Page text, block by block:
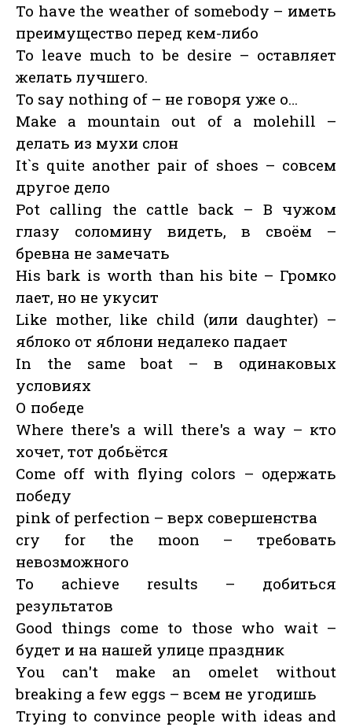
To have the weather of somebody – иметь
преимущество перед кем-либо
To leave much to be desire – оставляет
желать лучшего.
To say nothing of – не говоря уже о…
Make a mountain out of a molehill –
делать из мухи слон
It`s quite another pair of shoes – совсем
другое дело
Pot calling the cattle back – В чужом
глазу соломину видеть, в своём –
бревна не замечать
His bark is worth than his bite – Громко
лает, но не укусит
Like mother, like child (или daughter) –
яблоко от яблони недалеко падает
In the same boat – в одинаковых
условиях
О победе
Where there's a will there's a way – кто
хочет, тот добьётся
Come off with flying colors – одержать
победу
pink of perfection – верх совершенства
cry for the moon – требовать
невозможного
To achieve results – добиться
результатов
Good things come to those who wait –
будет и на нашей улице праздник
You can't make an omelet without
breaking a few eggs – всем не угодишь
Trying to convince people with ideas and